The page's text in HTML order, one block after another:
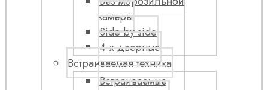
камеры
Side by side
4-х дверные
Встраиваемая техника
Встраиваемые